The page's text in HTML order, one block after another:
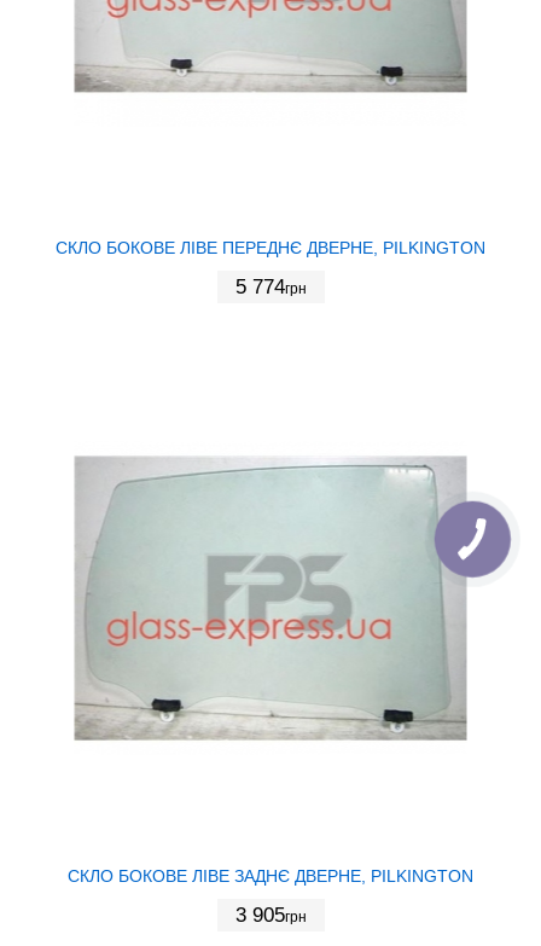
СКЛО БОКОВЕ ЛІВЕ ПЕРЕДНЄ ДВЕРНЕ, PILKINGTON
5 774грн
СКЛО БОКОВЕ ЛІВЕ ЗАДНЄ ДВЕРНЕ, PILKINGTON
3 905грн